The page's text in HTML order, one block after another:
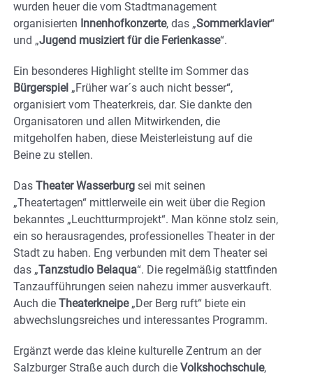
wurden heuer die vom Stadtmanagement
organisierten Innenhofkonzerte, das „Sommerklavier“
und „Jugend musiziert für die Ferienkasse“.
Ein besonderes Highlight stellte im Sommer das
Bürgerspiel „Früher war´s auch nicht besser“,
organisiert vom Theaterkreis, dar. Sie dankte den
Organisatoren und allen Mitwirkenden, die
mitgeholfen haben, diese Meisterleistung auf die
Beine zu stellen.
Das Theater Wasserburg sei mit seinen
„Theatertagen“ mittlerweile ein weit über die Region
bekanntes „Leuchtturmprojekt“. Man könne stolz sein,
ein so herausragendes, professionelles Theater in der
Stadt zu haben. Eng verbunden mit dem Theater sei
das „Tanzstudio Belaqua“. Die regelmäßig stattfinden
Tanzaufführungen seien nahezu immer ausverkauft.
Auch die Theaterkneipe„Der Berg ruft“ biete ein
abwechslungsreiches und interessantes Programm.
Ergänzt werde das kleine kulturelle Zentrum an der
Salzburger Straße auch durch die Volkshochschule,